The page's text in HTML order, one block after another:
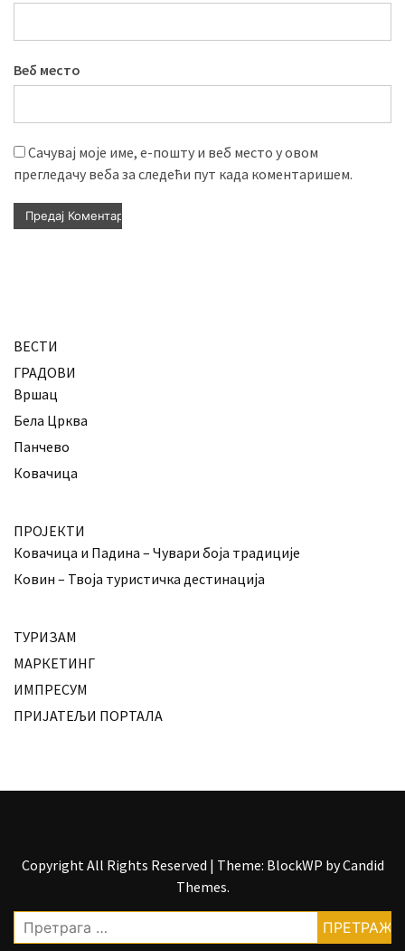
Веб место
Сачувај моје име, е-пошту и веб место у овом
прегледачу веба за следећи пут када коментаришем.
ВЕСТИ
ГРАДОВИ
Вршац
Бела Црква
Панчево
Ковачица
ПРОЈЕКТИ
Ковачица и Падина – Чувари боја традиције
Ковин – Твоја туристичка дестинација
ТУРИЗАМ
МАРКЕТИНГ
ИМПРЕСУМ
ПРИЈАТЕЉИ ПОРТАЛА
Copyright All Rights Reserved | Theme: BlockWP byCandid
Themes.
Претрага
за: